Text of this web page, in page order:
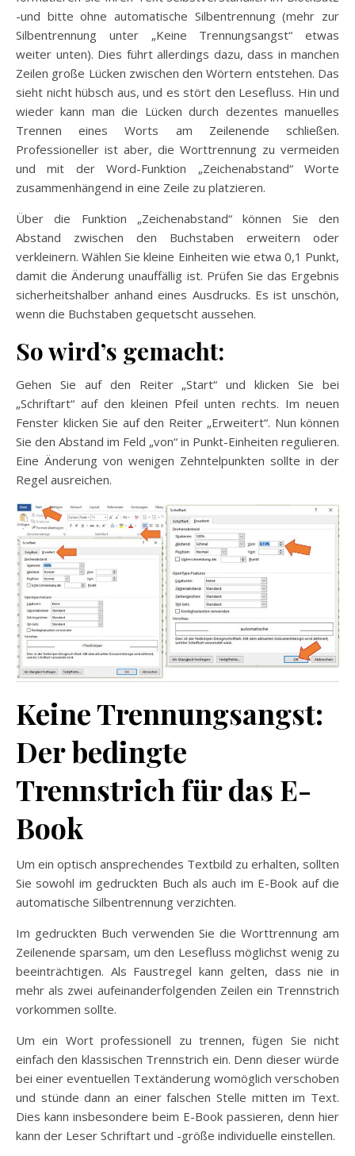
-und bitte ohne automatische Silbentrennung (mehr zur
Silbentrennung unter „Keine Trennungsangst“ etwas
weiter unten). Dies führt allerdings dazu, dass in manchen
Zeilen große Lücken zwischen den Wörtern entstehen. Das
sieht nicht hübsch aus, und es stört den Lesefluss. Hin und
wieder kann man die Lücken durch dezentes manuelles
Trennen eines Worts am Zeilenende schließen.
Professioneller ist aber, die Worttrennung zu vermeiden
und mit der Word-Funktion „Zeichenabstand“ Worte
zusammenhängend in eine Zeile zu platzieren.
Über die Funktion „Zeichenabstand“ können Sie den
Abstand zwischen den Buchstaben erweitern oder
verkleinern. Wählen Sie kleine Einheiten wie etwa 0,1 Punkt,
damit die Änderung unauffällig ist. Prüfen Sie das Ergebnis
sicherheitshalber anhand eines Ausdrucks. Es ist unschön,
wenn die Buchstaben gequetscht aussehen.
So wird’s gemacht:
Gehen Sie auf den Reiter „Start“ und klicken Sie bei
„Schriftart“ auf den kleinen Pfeil unten rechts. Im neuen
Fenster klicken Sie auf den Reiter „Erweitert“. Nun können
Sie den Abstand im Feld „von“ in Punkt-Einheiten regulieren.
Eine Änderung von wenigen Zehntelpunkten sollte in der
Regel ausreichen.
Keine Trennungsangst:
Der bedingte
Trennstrich für das E-
Book
Um ein optisch ansprechendes Textbild zu erhalten, sollten
Sie sowohl im gedruckten Buch als auch im E-Book auf die
automatische Silbentrennung verzichten.
Im gedruckten Buch verwenden Sie die Worttrennung am
Zeilenende sparsam, um den Lesefluss möglichst wenig zu
beeinträchtigen. Als Faustregel kann gelten, dass nie in
mehr als zwei aufeinanderfolgenden Zeilen ein Trennstrich
vorkommen sollte.
Um ein Wort professionell zu trennen, fügen Sie nicht
einfach den klassischen Trennstrich ein. Denn dieser würde
bei einer eventuellen Textänderung womöglich verschoben
und stünde dann an einer falschen Stelle mitten im Text.
Dies kann insbesondere beim E-Book passieren, denn hier
kann der Leser Schriftart und -größe individuelle einstellen.